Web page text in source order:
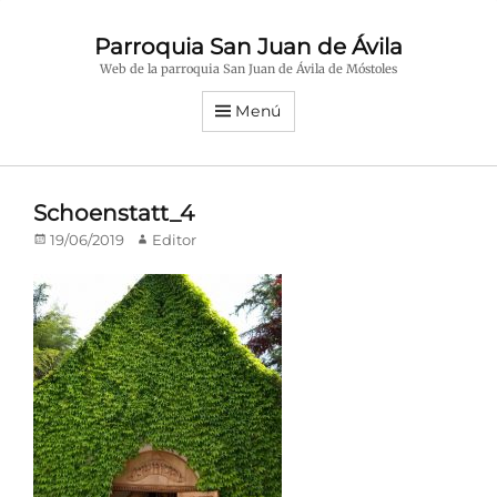
Parroquia San Juan de Ávila
Web de la parroquia San Juan de Ávila de Móstoles
Menú
Schoenstatt_4
Publicado
19/06/2019 Autor
Editor